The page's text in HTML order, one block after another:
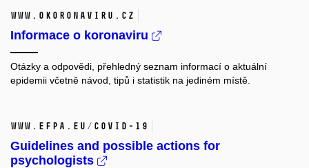
www.okoronaviru.cz
Informace o koronaviru
Otázky a odpovědi, přehledný seznam informací o aktuální
epidemii včetně návod, tipů i statistik na jediném místě.
www.efpa.eu/covid-19
Guidelines and possible actions for
psychologists